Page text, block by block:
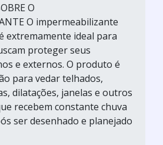
O
O impermeabilizante
extremamente ideal para
proteger seus
e externos. O produto é
para vedar telhados,
dilatações, janelas e outros
recebem constante chuva
ser desenhado e planejado